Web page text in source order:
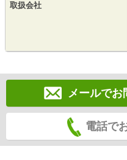
取扱会社
メールでお
電話で